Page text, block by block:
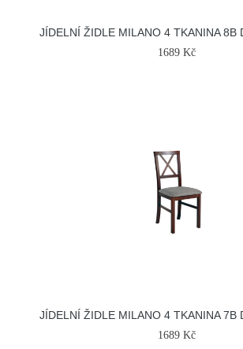
JÍDELNÍ ŽIDLE MILANO 4 TKANINA 8B
1689 Kč
JÍDELNÍ ŽIDLE MILANO 4 TKANINA 7B
1689 Kč